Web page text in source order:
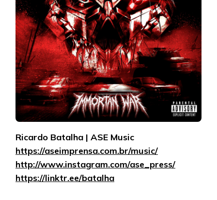
Ricardo Batalha | ASE Music
https://aseimprensa.com.br/music/
http://www.instagram.com/ase_press/
https://linktr.ee/batalha